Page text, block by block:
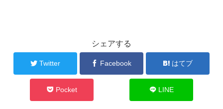
シェアする
Twitter Facebook はてブ
Pocket LINE